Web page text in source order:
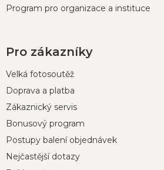
Program pro organizace a instituce
Pro zákazníky
Velká fotosoutěž
Doprava a platba
Zákaznický servis
Bonusový program
Postupy balení objednávek
Nejčastější dotazy